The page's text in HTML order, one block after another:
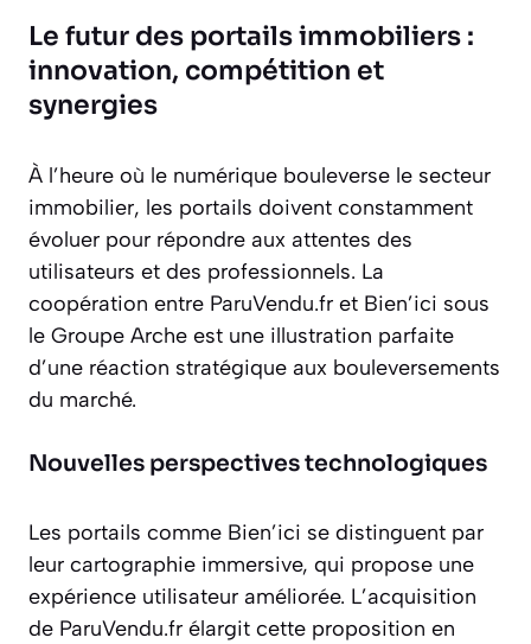
Le futur des portails immobiliers :
innovation, compétition et
synergies
À l’heure où le numérique bouleverse le secteur
immobilier, les portails doivent constamment
évoluer pour répondre aux attentes des
utilisateurs et des professionnels. La
coopération entre ParuVendu.fr et Bien’ici sous
le Groupe Arche est une illustration parfaite
d’une réaction stratégique aux bouleversements
du marché.
Nouvelles perspectives technologiques
Les portails comme Bien’ici se distinguent par
leur cartographie immersive, qui propose une
expérience utilisateur améliorée. L’acquisition
de ParuVendu.fr élargit cette proposition en